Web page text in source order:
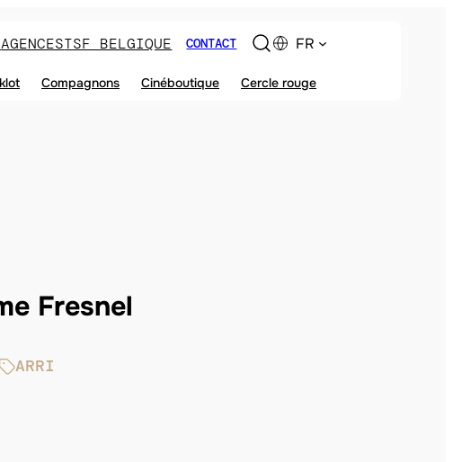
AGENCESTSF BELGIQUE CONTACT FR
Compagnons Cinéboutique Cercle rouge
Fresnel
ARRI